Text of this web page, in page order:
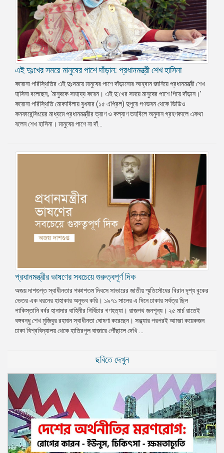
এই দুঃখের সময়ে মানুষের পাশে দাঁড়ান: প্রধানমন্ত্রী শেখ হাসিনা
করোনা পরিস্থিতির এই দুঃসময়ে মানুষের পাশে দাঁড়ানোর আহ্বান জানিয়ে প্রধানমন্ত্রী শেখ
হাসিনা বলেছেন, ‘মানুষকে সাহায্য করেন। এই দু:খের সময়ে মানুষের পাশে গিয়ে দাঁড়ান।’
করোনা পরিস্থিতি মোকাবিলায় বুধবার (১৫ এপ্রিল) দুপুরে গণভবন থেকে ভিডিও
কনফারেন্সিংয়ের মাধ্যমে প্রধানমন্ত্রীর ত্রাণ ও কল্যাণ তহবিলে অনুদান গ্রহণকালে একথা
বলেন শেখ হাসিনা। মানুষের পাশে না দাঁ...
প্রধানমন্ত্রীর ভাষণের সবচেয়ে গুরুত্বপূর্ণ দিক
অজয় দাশগুপ্ত স্বাধীনতার পঞ্চাশতম দিবসে সাভারের জাতীয় স্মৃতিসৌধের বিরান দৃশ্য বুকের
ভেতর এক ধরনের হাহাকার অনুভব করি। ১৯৭১ সালের এ দিনে ঢাকার সর্বত্র ছিল
পাকিস্তানি বর্বর হানাদার বাহিনীর নির্বিচার গণহত্যা। রাজপথ জনশূন্য। ২৫ মার্চ রাতেই
বঙ্গবন্ধু শেখ মুজিবুর রহমান স্বাধীনতা ঘোষণা করেছেন। সন্ধ্যার পরপরই আমরা কয়েকজন
ঢাকা বিশ্ববিদ্যালয় থেকে হাতিরপুল বাজারে পৌঁছালে দেখি ...
ছবিতে দেখুন